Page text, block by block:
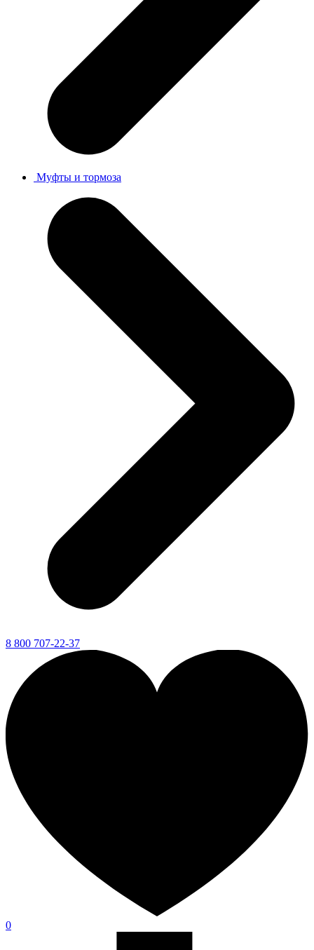
Муфты и тормоза
8 800 707-22-37
0